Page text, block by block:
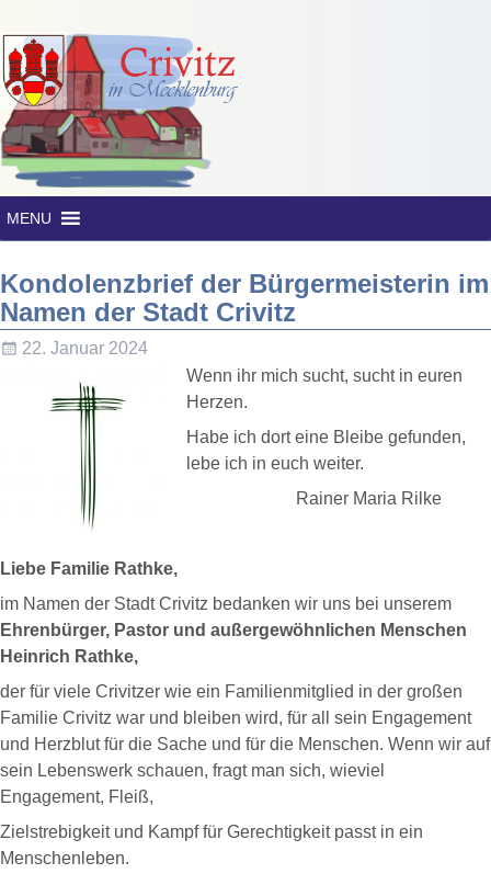
MENU
Kondolenzbrief der Bürgermeisterin im
Namen der Stadt Crivitz
22. Januar 2024
Wenn ihr mich sucht, sucht in euren
Herzen.
Habe ich dort eine Bleibe gefunden,
lebe ich in euch weiter.
Rainer Maria Rilke
Liebe Familie Rathke,
im Namen der Stadt Crivitz bedanken wir uns bei unserem
Ehrenbürger, Pastor und außergewöhnlichen Menschen
Heinrich Rathke,
der für viele Crivitzer wie ein Familienmitglied in der großen
Familie Crivitz war und bleiben wird, für all sein Engagement
und Herzblut für die Sache und für die Menschen. Wenn wir auf
sein Lebenswerk schauen, fragt man sich, wieviel
Engagement, Fleiß,
Zielstrebigkeit und Kampf für Gerechtigkeit passt in ein
Menschenleben.